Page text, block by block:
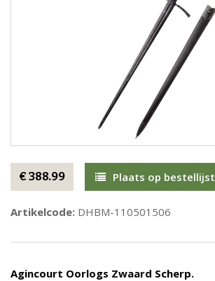
€ 388.99 Plaats op bestellijst
Artikelcode: DHBM-110501506
Agincourt Oorlogs Zwaard Scherp.